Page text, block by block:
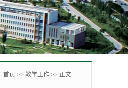
首页 >> 教学工作 >> 正文